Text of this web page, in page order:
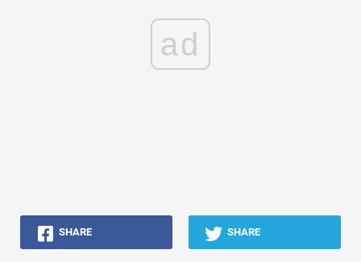
ad
SHARE SHARE